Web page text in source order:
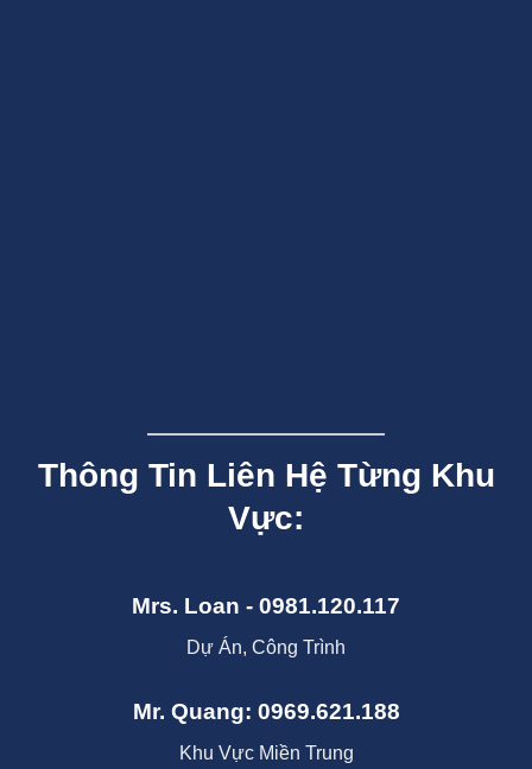
Thông Tin Liên Hệ Từng Khu
Vực:
Mrs. Loan - 0981.120.117
Dự Án, Công Trình
Mr. Quang: 0969.621.188
Khu Vực Miền Trung